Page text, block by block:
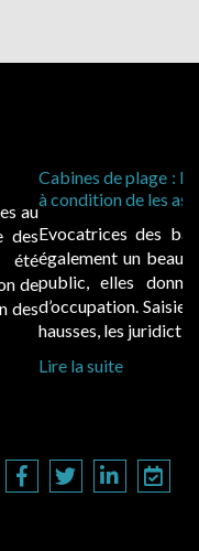
revalorisées,
procurés »
de plage sont
sur le domaine
d’une redevance
contestant de fortes
ont clarifié les règ...